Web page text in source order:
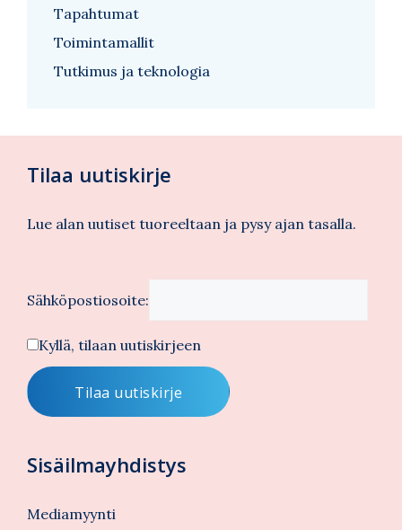
Tapahtumat
Toimintamallit
Tutkimus ja teknologia
Tilaa uutiskirje
Lue alan uutiset tuoreeltaan ja pysy ajan tasalla.
Sähköpostiosoite:
Kyllä, tilaan uutiskirjeen
Sisäilmayhdistys
Mediamyynti